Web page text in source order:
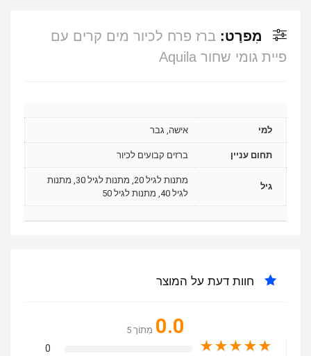
מִפרָט: ברז פרח לכיור מים קרים עם
פיית גומי שחור Aquila
למי אישה, גבר
תחום עניין ברזים קבועים לכיור
גיל
מתנות לגיל 20, מתנות לגיל 30, מתנות
לגיל 40, מתנות לגיל 50
חוות דעת על המוצר
0.0 מִתוֹך 5
★
★
★
★
★
0